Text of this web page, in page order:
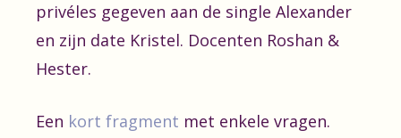
privéles gegeven aan de single Alexander
en zijn date Kristel. Docenten Roshan &
Hester.
Een kort fragment met enkele vragen.